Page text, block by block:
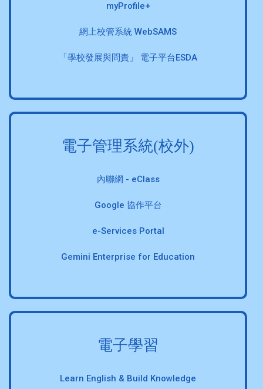
myProfile+
網上校管系統 WebSAMS
「學校發展與問責」 電子平台ESDA
電子管理系統(校外)
內聯網 - eClass
Google 協作平台
e-Services Portal
Gemini Enterprise for Education
電子學習
Learn English & Build Knowledge